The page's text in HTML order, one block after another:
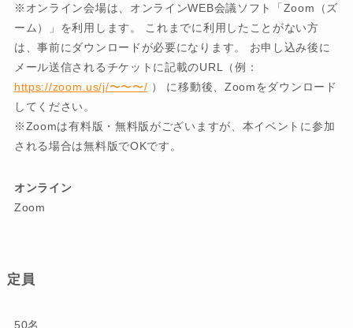
※オンライン会場は、オンラインWEB会議ソフト「Zoom（ズ
ーム）」を利用します。 これまでに利用したことがない方
は、事前にダウンロードが必要になります。 お申し込み後に
メール送信されるチケットに記載のURL（例：
https://zoom.us/j/〜〜〜/ ） に移動後、Zoomをダウンロード
してください。
※Zoomは有料版・無料版がございますが、本イベントに参加
される場合は無料版でOKです。
オンライン
Zoom
定員
50名